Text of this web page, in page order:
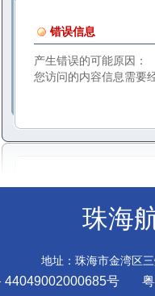
错误信息
产生错误的可能原因：
您访问的内容信息需要
珠海
地址：珠海市金湾区
44049002000685号